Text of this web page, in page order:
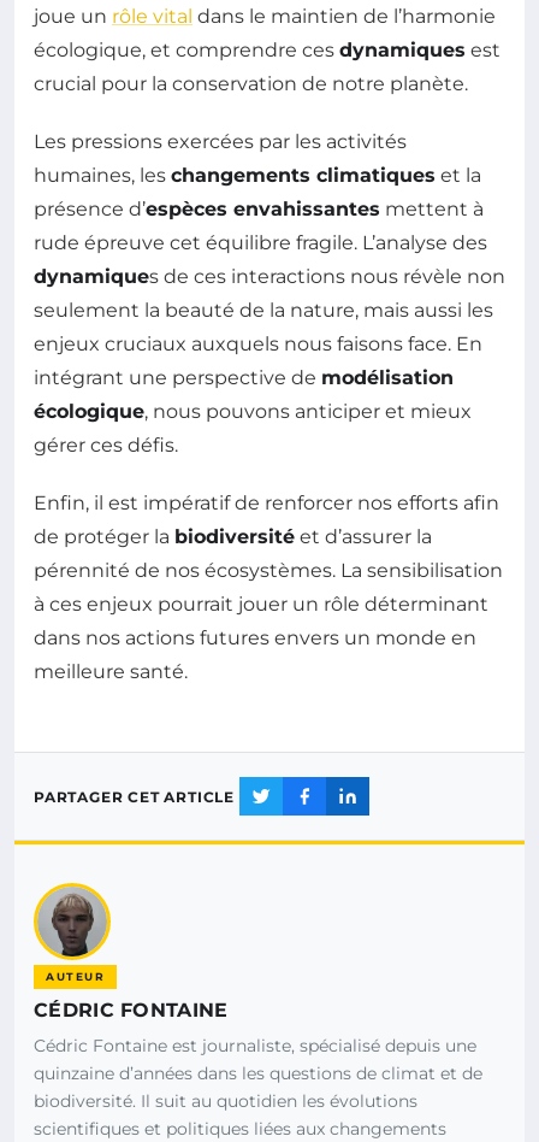
joue un rôle vital dans le maintien de l’harmonie
écologique, et comprendre ces dynamiques est
crucial pour la conservation de notre planète.
Les pressions exercées par les activités
humaines, les changements climatiques et la
présence d’espèces envahissantes mettent à
rude épreuve cet équilibre fragile. L’analyse des
dynamiques de ces interactions nous révèle non
seulement la beauté de la nature, mais aussi les
enjeux cruciaux auxquels nous faisons face. En
intégrant une perspective de modélisation
écologique, nous pouvons anticiper et mieux
gérer ces défis.
Enfin, il est impératif de renforcer nos efforts afin
de protéger la biodiversité et d’assurer la
pérennité de nos écosystèmes. La sensibilisation
à ces enjeux pourrait jouer un rôle déterminant
dans nos actions futures envers un monde en
meilleure santé.
PARTAGER CET ARTICLE
AUTEUR
CÉDRIC FONTAINE
Cédric Fontaine est journaliste, spécialisé depuis une
quinzaine d’années dans les questions de climat et de
biodiversité. Il suit au quotidien les évolutions
scientifiques et politiques liées aux changements